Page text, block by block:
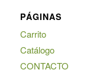
PÁGINAS
Carrito
Catálogo
CONTACTO